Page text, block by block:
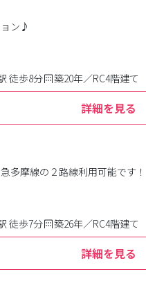
ン♪
徒歩8分 築20年／RC4階建て
詳細を見る
多摩線の２路線利用可能です！
徒歩7分 築26年／RC4階建て
詳細を見る